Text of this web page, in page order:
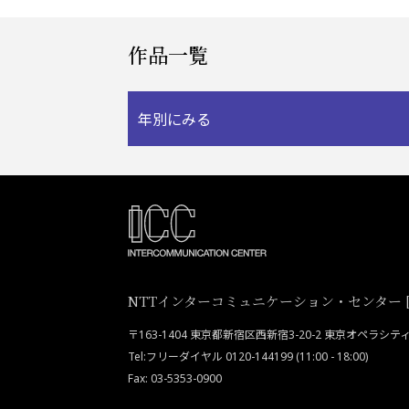
作品一覧
年別にみる
NTTインターコミュニケーション・センター
〒163-1404 東京都新宿区西新宿3-20-2 東京オペラシテ
Tel:フリーダイヤル 0120-144199 (11:00 - 18:00)
Fax: 03-5353-0900